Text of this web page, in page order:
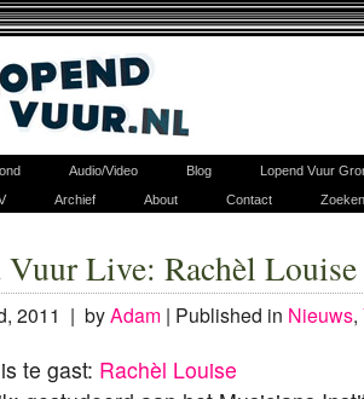
Audio/Video Blog
Lopend Vuur
Archief About Contact Zoeken
Vuur Live: Rachèl Louise
2011 | byAdam | Published in Nieuws,
te gast: Rachèl Louise